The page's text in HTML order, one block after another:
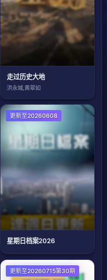
走过历史大地
洪永城,黄翠如
港台综艺
更新至20260608
星期日档案2026
大陆综艺
更新至20260715第30期